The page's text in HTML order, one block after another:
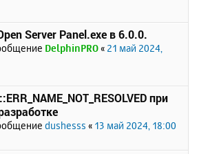
Server Panel.exe в 6.0.0.
DelphinPRO « 21 май 2024,
при
dushesss « 13 май 2024, 18:00